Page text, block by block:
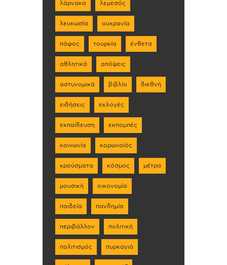
λάρνακα λεμεσός
λευκωσία ουκρανία
πάφος τουρκία ένθετα
αθλητικά απόψεις
αστυνομικά βιβλίο διεθνή
ειδήσεις εκλογές
εκπαίδευση εκπομπές
κοινωνία κορωνοϊός
κρούσματα κόσμος μέτρα
μουσική οικονομία
παιδεία πανδημία
περιβάλλον πολιτική
πολιτισμός πυρκαγιά